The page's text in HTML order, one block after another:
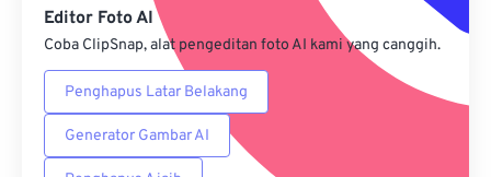
Editor Foto AI
Coba ClipSnap, alat pengeditan foto AI kami yang canggih.
Penghapus Latar Belakang
Generator Gambar AI